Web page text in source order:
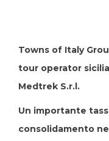
AYUDA
A
LA
NAVEGACIÓN
Towns of Italy
tour operator
Medtrek S.r.l.
Un importante
consolidamento